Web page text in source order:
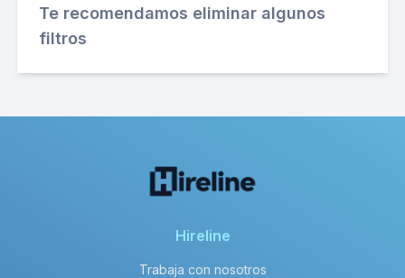
Te recomendamos eliminar algunos
filtros
Hireline
Trabaja con nosotros